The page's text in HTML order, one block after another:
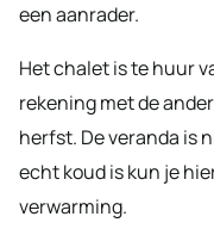
een aanrader.
Het chalet is te huur
rekening met de
herfst. De veranda is
echt koud is kun je
verwarming.